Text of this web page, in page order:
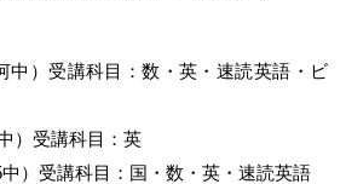
中）受講科目：数・英・速読英語・ビ
）受講科目：英
）受講科目：国・数・英・速読英語